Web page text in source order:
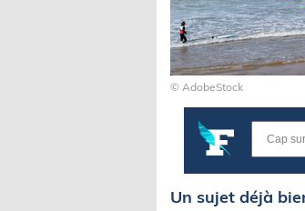
© AdobeStock
Un sujet déjà